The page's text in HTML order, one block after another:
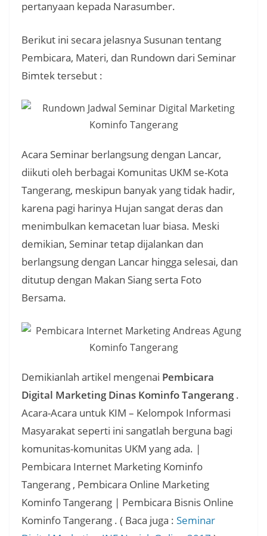
pertanyaan kepada Narasumber.
Berikut ini secara jelasnya Susunan tentang
Pembicara, Materi, dan Rundown dari Seminar
Bimtek tersebut :
Acara Seminar berlangsung dengan Lancar,
diikuti oleh berbagai Komunitas UKM se-Kota
Tangerang, meskipun banyak yang tidak hadir,
karena pagi harinya Hujan sangat deras dan
menimbulkan kemacetan luar biasa. Meski
demikian, Seminar tetap dijalankan dan
berlangsung dengan Lancar hingga selesai, dan
ditutup dengan Makan Siang serta Foto
Bersama.
Demikianlah artikel mengenai Pembicara
Digital Marketing Dinas Kominfo Tangerang.
Acara-Acara untuk KIM – Kelompok Informasi
Masyarakat seperti ini sangatlah berguna bagi
komunitas-komunitas UKM yang ada. |
Pembicara Internet Marketing Kominfo
Tangerang , Pembicara Online Marketing
Kominfo Tangerang | Pembicara Bisnis Online
Kominfo Tangerang . ( Baca juga : Seminar